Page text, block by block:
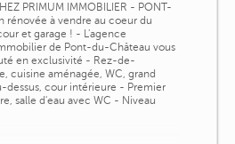
PRIMUM IMMOBILIER - PONT-
rénovée à vendre au coeur du
et garage ! - L'agence
de Pont-du-Château vous
en exclusivité - Rez-de-
cuisine aménagée, WC, grand
dessus, cour intérieure - Premier
salle d'eau avec WC - Niveau